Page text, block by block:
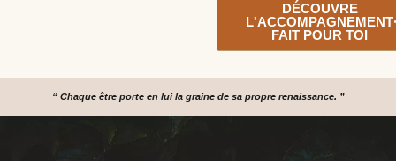
DÉCOUVRE
L'ACCOMPAGNEMENT
FAIT POUR TOI
“ Chaque être porte en lui la graine de sa propre renaissance. ”